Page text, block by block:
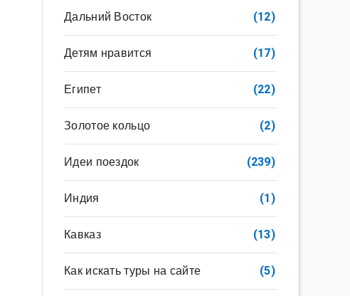
Дальний Восток (12)
Детям нравится (17)
Египет (22)
Золотое кольцо (2)
Идеи поездок (239)
Индия (1)
Кавказ (13)
Как искать туры на сайте (5)